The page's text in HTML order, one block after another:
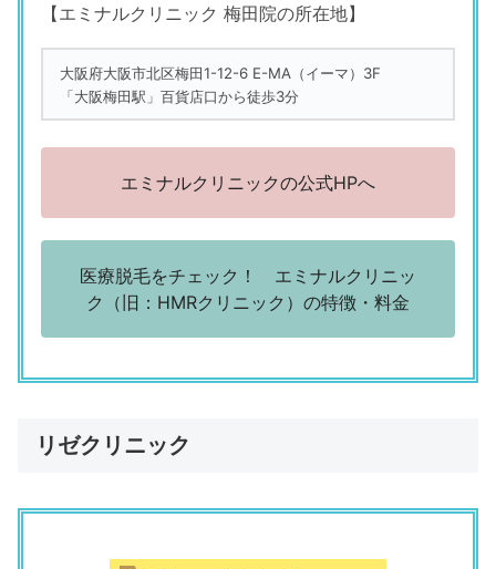
【エミナルクリニック 梅田院の所在地】
大阪府大阪市北区梅田1-12-6 E-MA（イーマ）3F
「大阪梅田駅」百貨店口から徒歩3分
エミナルクリニックの公式HPへ
医療脱毛をチェック！ エミナルクリニッ
ク（旧：HMRクリニック）の特徴・料金
リゼクリニック